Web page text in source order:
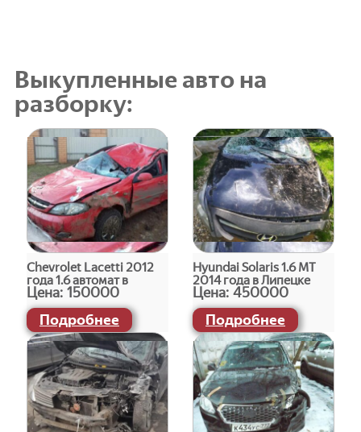
Выкупленные авто на
разборку:
Chevrolet Lacetti 2012
года 1.6 автомат в
Липецке
Цена: 150000
Подробнее
Hyundai Solaris 1.6 МТ
2014 года в Липецке
Цена: 450000
Подробнее